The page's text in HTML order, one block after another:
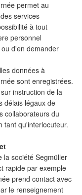
permet au
services
à tout
personnel
d'en demander
données à
sont enregistrées.
instruction de la
délais légaux de
collaborateurs du
tant qu'interlocuteur.
la société Segmüller
rapide par exemple
prend contact avec
le renseignement